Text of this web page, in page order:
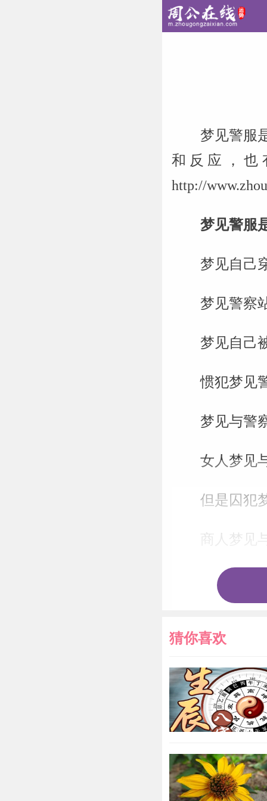
梦见警服
和反应，也
http://
梦见警服
梦见自己
梦见警察
梦见自己
惯犯梦见
梦见与警
女人梦见
但是囚犯
商人梦
领导人
男人梦见
女人梦见
梦见挨警
猜你喜欢